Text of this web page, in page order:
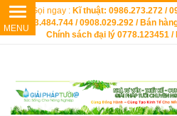
Gọi ngay : Kĩ thuật: 0986.273.272 /
0903.484.744 / 0908.029.292 / Bán
Chính sách đại lý 0778.123451